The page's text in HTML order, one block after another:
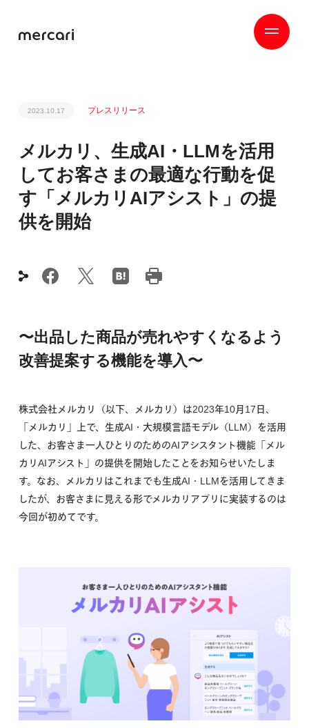
2023.10.17 プレスリリース
メルカリ、生成AI・LLMを活用
してお客さまの最適な行動を促
す「メルカリAIアシスト」の提
供を開始
〜出品した商品が売れやすくなるよう
改善提案する機能を導入〜
株式会社メルカリ（以下、メルカリ）は2023年10月17日、
「メルカリ」上で、生成AI・大規模言語モデル（LLM）を活用
した、お客さま一人ひとりのためのAIアシスタント機能「メル
カリAIアシスト」の提供を開始したことをお知らせいたしま
す。なお、メルカリはこれまでも生成AI・LLMを活用してきま
したが、お客さまに見える形でメルカリアプリに実装するのは
今回が初めてです。